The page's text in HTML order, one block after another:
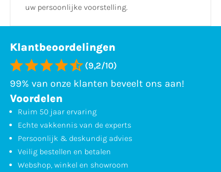
uw persoonlijke voorstelling.
Klantbeoordelingen
(9,2/10)
99% van onze klanten beveelt ons aan!
Voordelen
Ruim 50 jaar ervaring
Echte vakkennis van de experts
Persoonlijk & deskundig advies
Veilig bestellen en betalen
Webshop, winkel en showroom